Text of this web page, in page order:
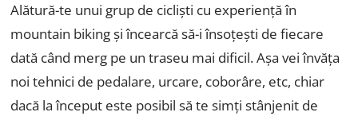
Alătură-te unui grup de cicliști cu experiență în
mountain biking și încearcă să-i însoțești de fiecare
dată când merg pe un traseu mai dificil. Așa vei învăța
noi tehnici de pedalare, urcare, coborâre, etc, chiar
dacă la început este posibil să te simți stânjenit de